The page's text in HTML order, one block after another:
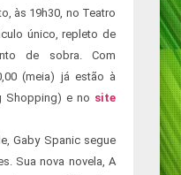
às 19h30, no Teatro
único, repleto de
de sobra. Com
(meia) já estão à
Shopping) e no site
Gaby Spanic segue
Sua nova novela, A